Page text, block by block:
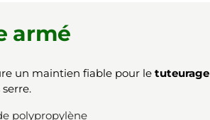
armé
un maintien fiable pour le tuteurage
polypropylène